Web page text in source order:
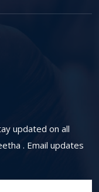
updated on all
. Email updates